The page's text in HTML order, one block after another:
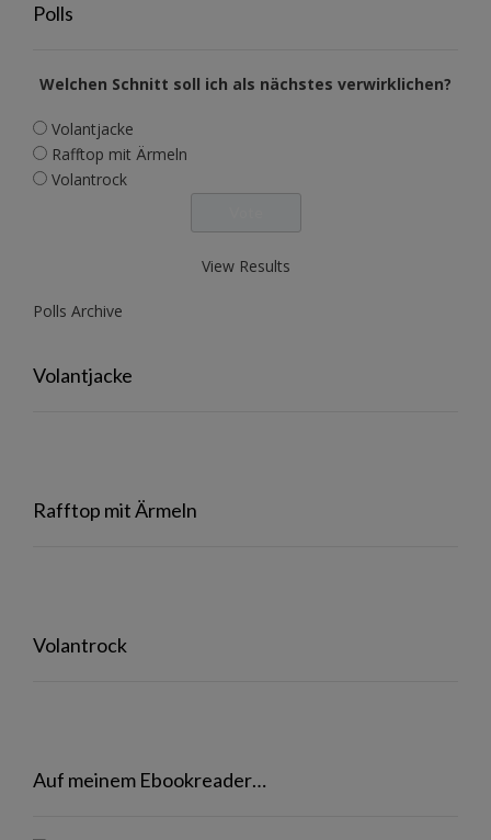
Polls
Welchen Schnitt soll ich als nächstes verwirklichen?
Volantjacke
Rafftop mit Ärmeln
Volantrock
View Results
Polls Archive
Volantjacke
Rafftop mit Ärmeln
Volantrock
Auf meinem Ebookreader…